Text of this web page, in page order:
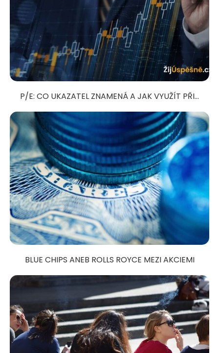
P/E: CO UKAZATEL ZNAMENÁ A JAK VYUŽÍT PŘI...
BLUE CHIPS ANEB ROLLS ROYCE MEZI AKCIEMI